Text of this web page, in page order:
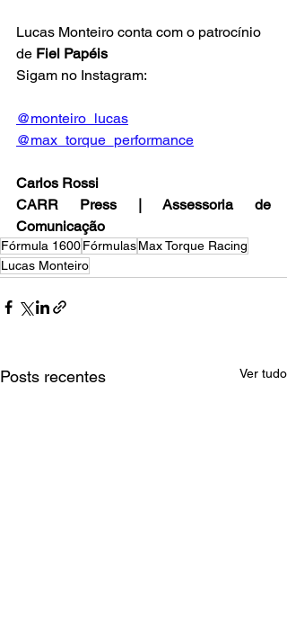
Lucas Monteiro conta com o patrocínio
de Fiel Papéis
Sigam no Instagram:
@monteiro_lucas
@max_torque_performance
Carlos Rossi
CARR Press | Assessoria de
Comunicação
Fórmula 1600FórmulasMax Torque Racing
Lucas Monteiro
Posts recentes Ver tudo